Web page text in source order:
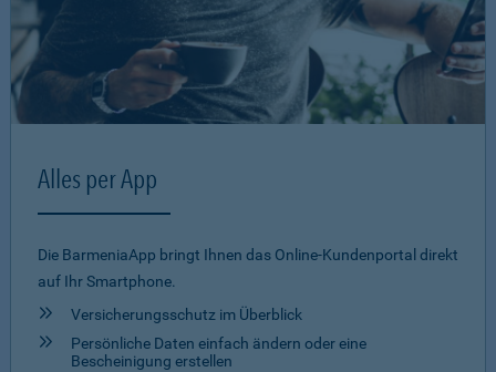
Alles per App
Die BarmeniaApp bringt Ihnen das Online-Kundenportal direkt
auf Ihr Smartphone.
Versicherungsschutz im Überblick
Persönliche Daten einfach ändern oder eine
Bescheinigung erstellen